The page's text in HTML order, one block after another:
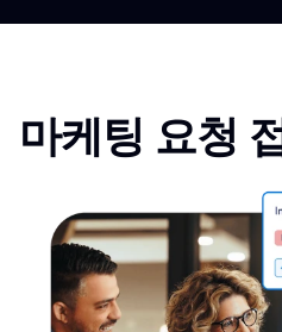
마케팅 요청